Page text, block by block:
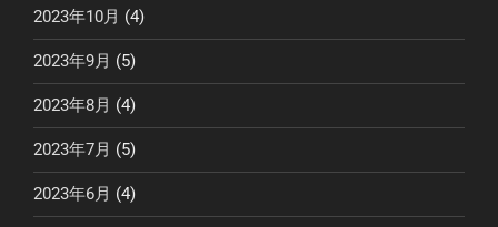
2023年10月 (4)
2023年9月 (5)
2023年8月 (4)
2023年7月 (5)
2023年6月 (4)